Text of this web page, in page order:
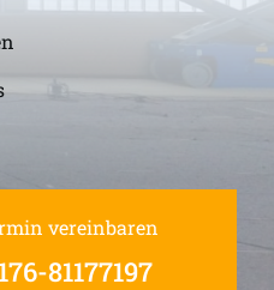
vereinbaren
81177197